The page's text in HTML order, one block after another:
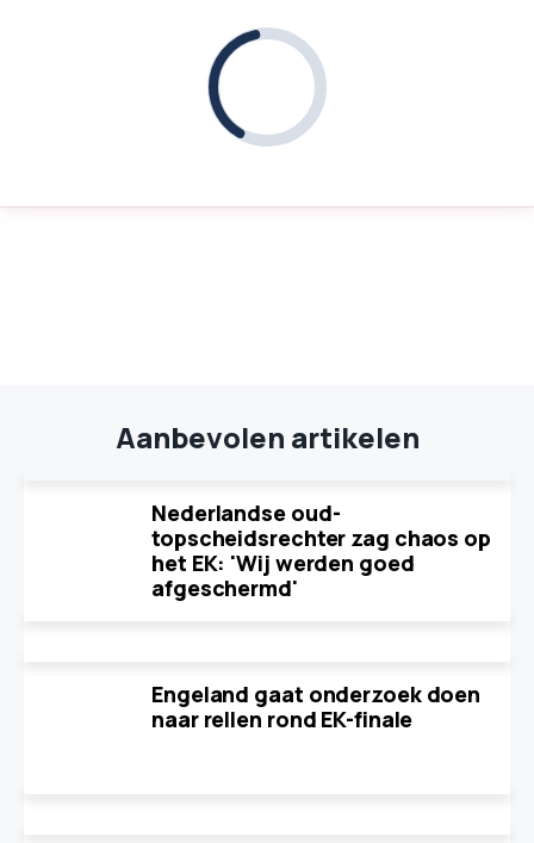
Aanbevolen artikelen
Nederlandse oud-
topscheidsrechter zag chaos op
het EK: 'Wij werden goed
afgeschermd'
Engeland gaat onderzoek doen
naar rellen rond EK-finale